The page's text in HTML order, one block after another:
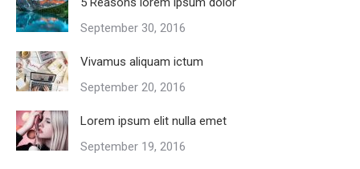
September 30, 2016
Vivamus aliquam ictum
September 20, 2016
Lorem ipsum elit nulla emet
September 19, 2016